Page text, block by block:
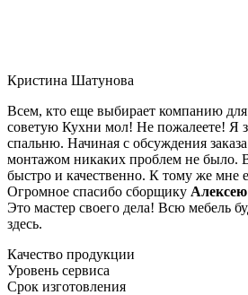
Кристина Шатунова
Всем, кто еще выбирает компанию для
советую Кухни мол! Не пожалеете! Я
спальню. Начиная с обсуждения
монтажом никаких проблем не было.
быстро и качественно. К тому же мне
Огромное спасибо сборщику Алексею
Это мастер своего дела! Всю мебель
здесь.
Качество продукции
Уровень сервиса
Срок изготовления